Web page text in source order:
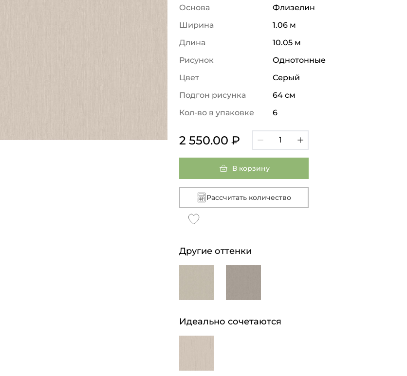
Основа
Флизелин
Ширина
1.06 м
Длина
10.05 м
Рисунок
Однотонные
Цвет
Серый
Подгон рисунка
64 см
Кол-во в упаковке
6
2 550.00 ₽
В корзину
Рассчитать количество
Другие оттенки
Идеально сочетаются